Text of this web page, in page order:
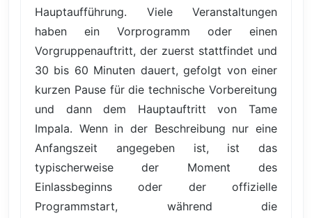
Hauptaufführung. Viele Veranstaltungen
haben ein Vorprogramm oder einen
Vorgruppenauftritt, der zuerst stattfindet und
30 bis 60 Minuten dauert, gefolgt von einer
kurzen Pause für die technische Vorbereitung
und dann dem Hauptauftritt von Tame
Impala. Wenn in der Beschreibung nur eine
Anfangszeit angegeben ist, ist das
typischerweise der Moment des
Einlassbeginns oder der offizielle
Programmstart, während die